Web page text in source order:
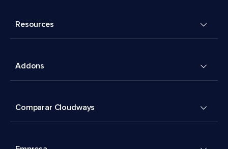
Resources
Addons
Comparar Cloudways